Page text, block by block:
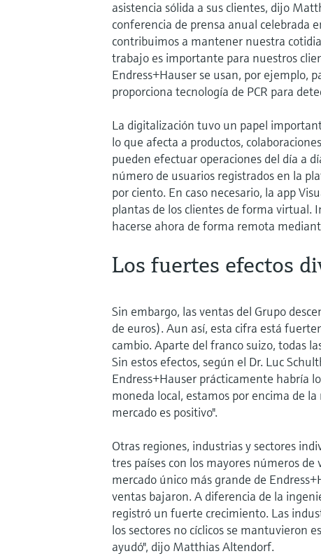
asistencia sólida a sus clientes, dijo
conferencia de prensa anual celebrada
contribuimos a mantener nuestra
trabajo es importante para nuestros
Endress+Hauser se usan, por ejemplo,
proporciona tecnología de PCR para
La digitalización tuvo un papel
lo que afecta a productos,
pueden efectuar operaciones del día a
número de usuarios registrados en la
por ciento. En caso necesario, la app
plantas de los clientes de forma virtual.
hacerse ahora de forma remota
Los fuertes efectos
Sin embargo, las ventas del Grupo
de euros). Aun así, esta cifra está
cambio. Aparte del franco suizo, todas
Sin estos efectos, según el Dr. Luc
Endress+Hauser prácticamente habría
moneda local, estamos por encima de
mercado es positivo".
Otras regiones, industrias y sectores
tres países con los mayores números de
mercado único más grande de
ventas bajaron. A diferencia de la
registró un fuerte crecimiento. Las
los sectores no cíclicos se mantuvieron
ayudó", dijo Matthias Altendorf.